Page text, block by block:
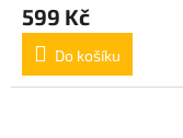
599 Kč
Do košíku